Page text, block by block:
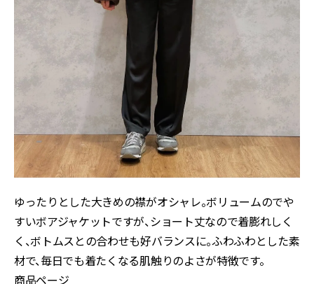
ゆったりとした大きめの襟がオシャレ。ボリュームのでや
すいボアジャケットですが、ショート丈なので着膨れしく
く、ボトムスとの合わせも好バランスに。ふわふわとした素
材で、毎日でも着たくなる肌触りのよさが特徴です。
商品ページ